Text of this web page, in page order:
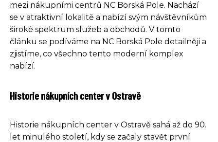
mezi nákupními centrů NC Borská Pole. Nachází
se v atraktivní lokalitě a nabízí svým návštěvníkům
široké spektrum služeb a obchodů. V tomto
článku se podíváme na NC Borská Pole detailněji a
zjistíme, co všechno tento moderní komplex
nabízí.
Historie nákupních center v Ostravě
Historie nákupních center v Ostravě sahá až do 90.
let minulého století, kdy se začaly stavět první